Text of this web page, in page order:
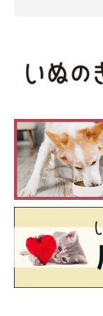
愛犬の食事や運動
ことができるのは
（監修：いぬのき
取材・文／maki
※写真は「いぬの
※記事と写真に関
関連
簡単
すぎ